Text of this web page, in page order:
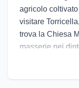
agricolo
visitare
trova la Chiesa
masserie nei